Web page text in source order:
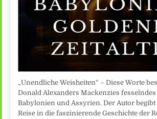
„Unendliche Weisheiten“ – Diese Worte
Donald Alexanders Mackenzies
Babylonien und Assyrien. Der Autor begibt
Reise in die faszinierende Geschichte der